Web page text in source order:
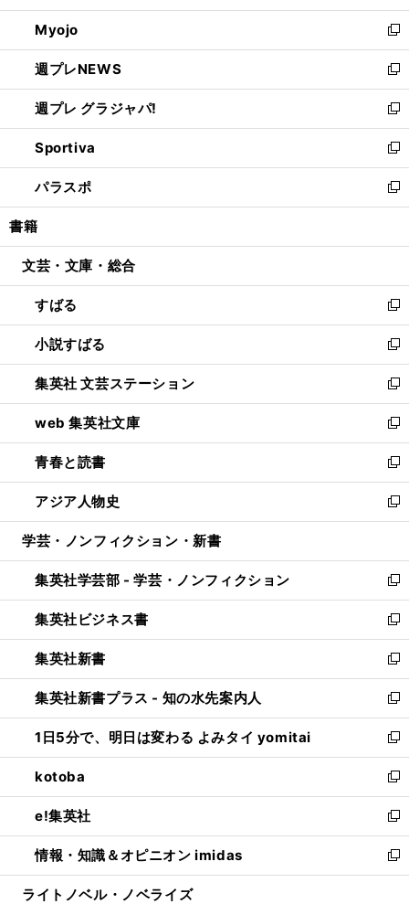
開
く
ウ
で
開
く
ン
ド
ウ
で
開
く
ウ
ィ
ン
ド
ウ
で
開
く
Myojo
新
し
い
ウ
ィ
ン
ド
ウ
で
開
週プレNEWS
新
し
い
ウ
ィ
ン
ド
ウ
開
週プレ グラジャパ!
新
し
い
ウ
ィ
ン
ウ
開
く
Sportiva
新
し
い
ウ
ン
ウ
で
開
く
パラスポ
新
し
ウ
ン
ド
ウ
で
開
く
書籍
文芸・文庫・総合
すばる
新
し
い
ウ
ィ
ン
ド
ウ
で
開
く
小説すばる
新
し
い
ウ
ィ
ン
ド
ウ
で
開
集英社 文芸ステーション
新
し
い
ウ
ィ
ン
ド
ウ
開
く
web 集英社文庫
新
し
い
ウ
ィ
ン
ウ
で
開
く
青春と読書
新
し
い
ウ
ン
ド
ウ
で
開
く
アジア人物史
新
し
ウ
ィ
ン
ド
ウ
で
開
く
学芸・ノンフィクション・新書
集英社学芸部 - 学芸・ノンフィクション
新
し
い
ウ
ィ
ン
ド
ウ
で
開
く
集英社ビジネス書
新
し
い
ウ
ィ
ン
ド
ウ
で
開
く
集英社新書
新
し
い
ウ
ィ
ン
ド
ウ
で
開
く
集英社新書プラス - 知の水先案内人
新
し
い
ウ
ィ
ン
ド
ウ
で
開
1日5分で、明日は変わる よみタイ yomitai
新
し
い
ウ
ィ
ン
ド
ウ
kotoba
新
し
い
ウ
ィ
ン
e!集英社
新
し
い
ウ
情報・知識＆オピニオン imidas
新
し
ライトノベル・ノベライズ